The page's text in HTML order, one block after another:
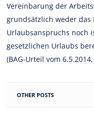
Vereinbarung der
grundsätzlich weder das
Urlaubsanspruchs noch
gesetzlichen Urlaubs
(BAG-Urteil vom
OTHER POSTS